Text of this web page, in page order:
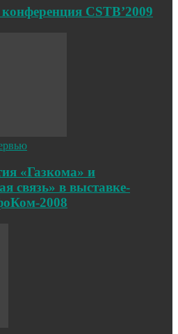
CSTB’2009
«Газкома» и
связь» в выставке-
2008